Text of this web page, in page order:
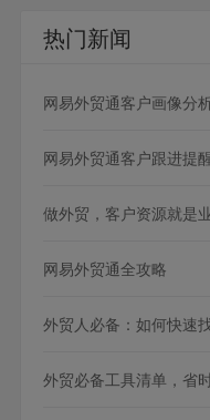
热门新闻
网易外贸通客户画像分
网易外贸通客户跟进提
做外贸，客户资源就是
网易外贸通全攻略
外贸人必备：如何快速
外贸必备工具清单，省